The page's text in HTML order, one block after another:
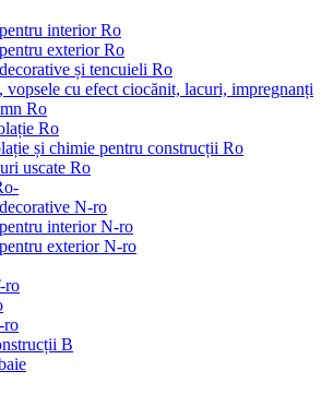
interior Ro
exterior Ro
și tencuieli Ro
vopsele cu efect ciocănit, lacuri, impregnanți
Ro
Ro
și chimie pentru construcții Ro
uscate Ro
N-ro
interior N-ro
exterior N-ro
ro
ro
B